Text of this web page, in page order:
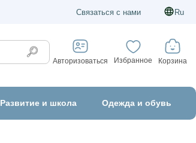
Связаться с нами Ru
Авторизоваться Избранное Корзина
Развитие и школа Одежда и обувь